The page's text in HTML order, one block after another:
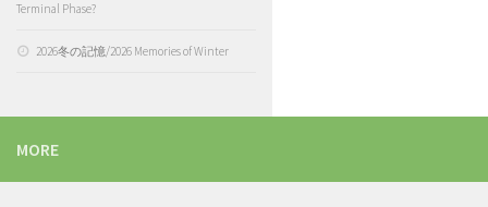
Terminal Phase?
2026冬の記憶/2026 Memories of Winter
MORE